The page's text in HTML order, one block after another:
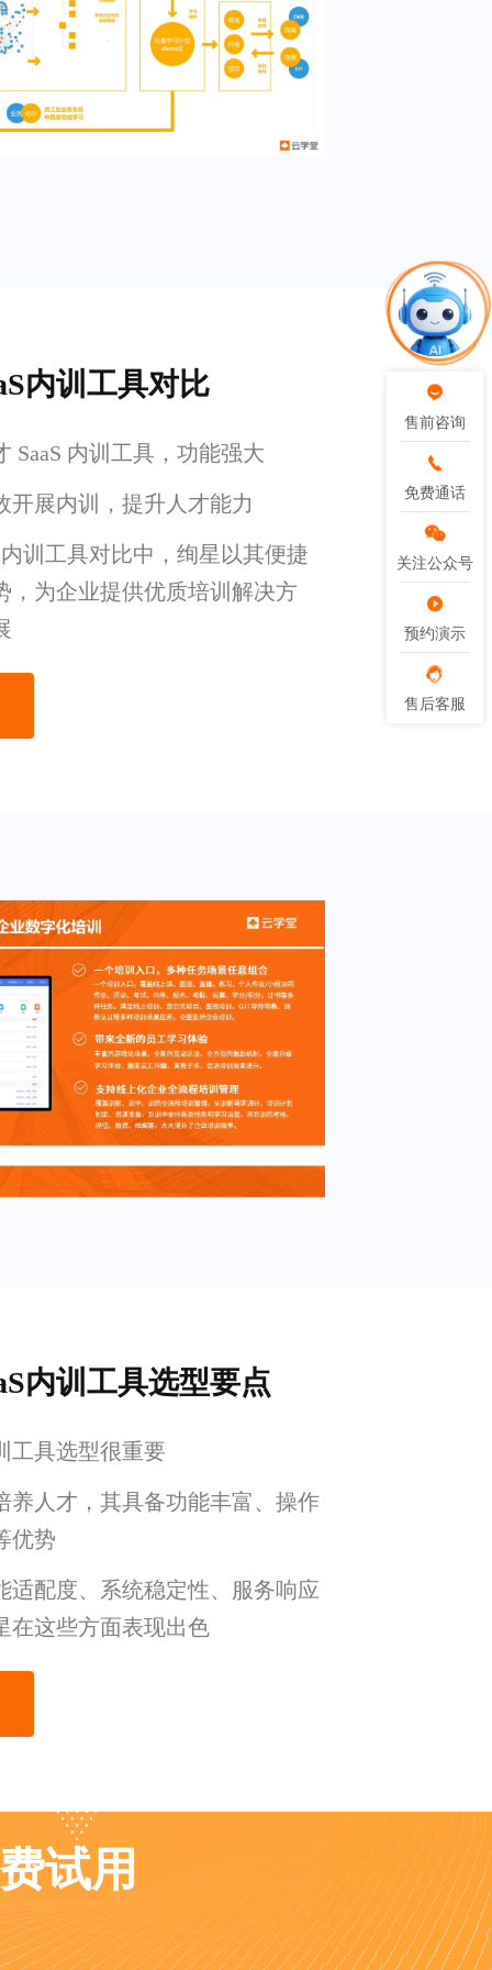
售前咨询
免费通话
关注公众号
预约演示
售后客服
内训工具对比
SaaS 内训工具，功能强大
开展内训，提升人才能力
训工具对比中，绚星以其便捷
，为企业提供优质培训解决方
内训工具选型要点
工具选型很重要
养人才，其具备功能丰富、操作
优势
适配度、系统稳定性、服务响应
在这些方面表现出色
试用
售前咨询
免费通话
关注公众号
预约演示
售后客服